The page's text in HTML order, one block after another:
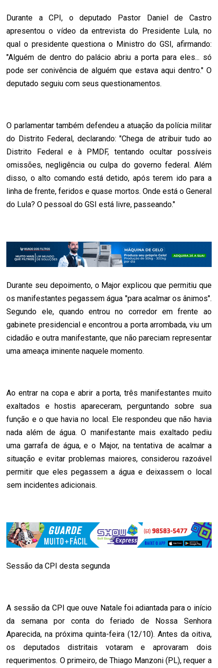
Durante a CPI, o deputado Pastor Daniel de Castro
apresentou o vídeo da entrevista do Presidente Lula, no
qual o presidente questiona o Ministro do GSI, afirmando:
"Alguém de dentro do palácio abriu a porta para eles... só
pode ser conivência de alguém que estava aqui dentro." O
deputado seguiu com seus questionamentos.
O parlamentar também defendeu a atuação da polícia militar
do Distrito Federal, declarando: "Chega de atribuir tudo ao
Distrito Federal e à PMDF, tentando ocultar possíveis
omissões, negligência ou culpa do governo federal. Além
disso, o alto comando está detido, após terem ido para a
linha de frente, feridos e quase mortos. Onde está o General
do Lula? O pessoal do GSI está livre, passeando."
Durante seu depoimento, o Major explicou que permitiu que
os manifestantes pegassem água "para acalmar os ânimos".
Segundo ele, quando entrou no corredor em frente ao
gabinete presidencial e encontrou a porta arrombada, viu um
cidadão e outra manifestante, que não pareciam representar
uma ameaça iminente naquele momento.
Ao entrar na copa e abrir a porta, três manifestantes muito
exaltados e hostis apareceram, perguntando sobre sua
função e o que havia no local. Ele respondeu que não havia
nada além de água. O manifestante mais exaltado pediu
uma garrafa de água, e o Major, na tentativa de acalmar a
situação e evitar problemas maiores, considerou razoável
permitir que eles pegassem a água e deixassem o local
sem incidentes adicionais.
Sessão da CPI desta segunda
A sessão da CPI que ouve Natale foi adiantada para o início
da semana por conta do feriado de Nossa Senhora
Aparecida, na próxima quinta-feira (12/10). Antes da oitiva,
os deputados distritais votaram e aprovaram dois
requerimentos. O primeiro, de Thiago Manzoni (PL), requer a